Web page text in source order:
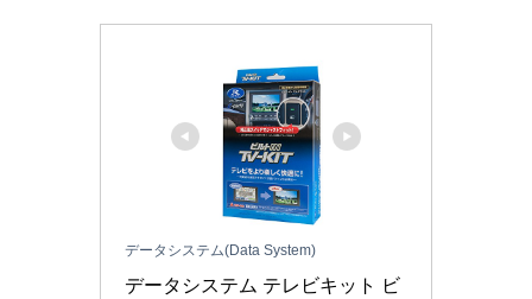
データシステム(Data System)
データシステム テレビキット ビ